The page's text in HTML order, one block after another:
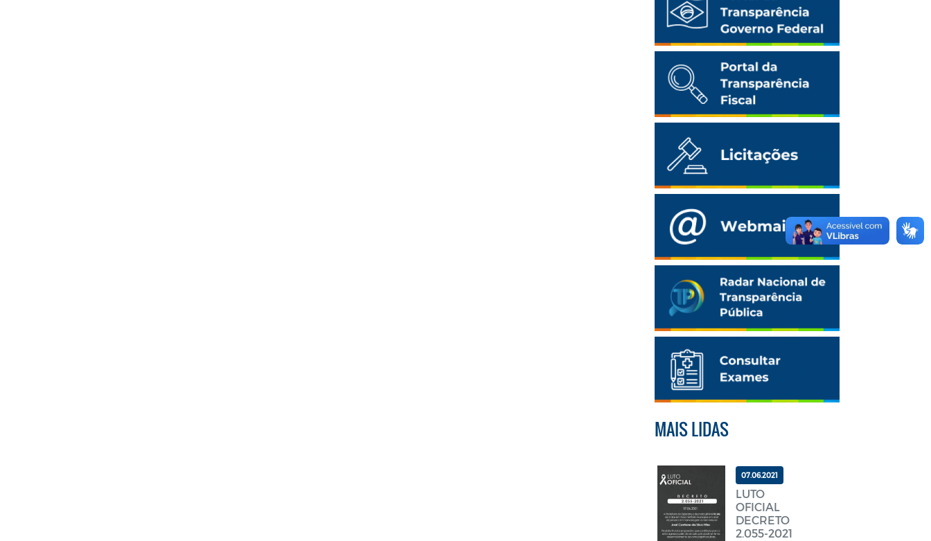
MAIS LIDAS
07.06.2021
LUTO
OFICIAL
DECRETO
2.055-2021